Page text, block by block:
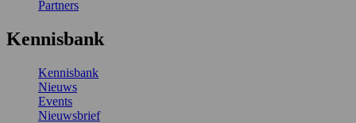
Partners
Kennisbank
Kennisbank
Nieuws
Events
Nieuwsbrief